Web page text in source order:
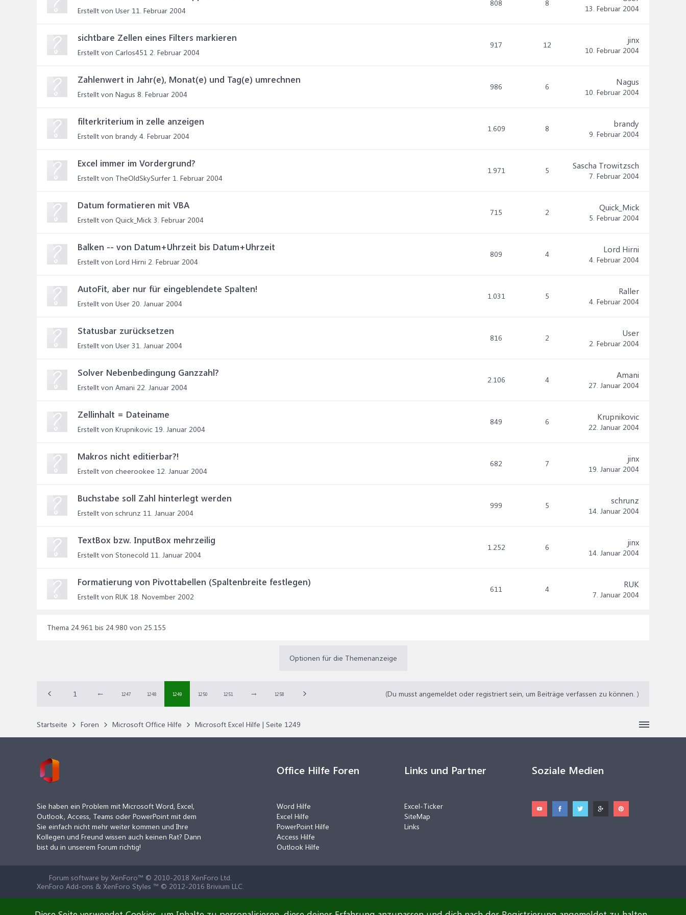
Erstellt von User 11. Februar 2004
808 8
13. Februar 2004
sichtbare Zellen eines Filters markieren
Erstellt von Carlos451 2. Februar 2004
917 12 jinx
10. Februar 2004
Zahlenwert in Jahr(e), Monat(e) und Tag(e) umrechnen
Erstellt von Nagus 8. Februar 2004
986 6 Nagus
10. Februar 2004
filterkriterium in zelle anzeigen
Erstellt von brandy 4. Februar 2004
1.609 8 brandy
9. Februar 2004
Excel immer im Vordergrund?
Erstellt von TheOldSkySurfer 1. Februar 2004
1.971 5 Sascha Trowitzsch
7. Februar 2004
Datum formatieren mit VBA
Erstellt von Quick_Mick 3. Februar 2004
715 2 Quick_Mick
5. Februar 2004
Balken -- von Datum+Uhrzeit bis Datum+Uhrzeit
Erstellt von Lord Hirni 2. Februar 2004
809 4 Lord Hirni
4. Februar 2004
AutoFit, aber nur für eingeblendete Spalten!
Erstellt von User 20. Januar 2004
1.031 5 Raller
4. Februar 2004
Statusbar zurücksetzen
Erstellt von User 31. Januar 2004
816 2 User
2. Februar 2004
Solver Nebenbedingung Ganzzahl?
Erstellt von Amani 22. Januar 2004
2.106 4 Amani
27. Januar 2004
Zellinhalt = Dateiname
Erstellt von Krupnikovic 19. Januar 2004
849 6 Krupnikovic
22. Januar 2004
Makros nicht editierbar?!
Erstellt von cheerookee 12. Januar 2004
682 7 jinx
19. Januar 2004
Buchstabe soll Zahl hinterlegt werden
Erstellt von schrunz 11. Januar 2004
999 5 schrunz
14. Januar 2004
TextBox bzw. InputBox mehrzeilig
Erstellt von Stonecold 11. Januar 2004
1.252 6 jinx
14. Januar 2004
Formatierung von Pivottabellen (Spaltenbreite festlegen)
Erstellt von RUK 18. November 2002
611 4 RUK
7. Januar 2004
Thema 24.961 bis 24.980 von 25.155
Optionen für die Themenanzeige
(Du musst angemeldet oder registriert sein, um Beiträge verfassen zu können. )
1 ← 1247 1248 1249 1250 1251 → 1258
Startseite Foren Microsoft Office Hilfe Microsoft Excel Hilfe | Seite 1249
Sie haben ein Problem mit Microsoft Word, Excel,
Outlook, Access, Teams oder PowerPoint mit dem
Sie einfach nicht mehr weiter kommen und Ihre
Kollegen und Freund wissen auch keinen Rat? Dann
bist du in unserem Forum richtig!
Office Hilfe Foren
Word Hilfe
Excel Hilfe
PowerPoint Hilfe
Access Hilfe
Outlook Hilfe
Links und Partner
Excel-Ticker
SiteMap
Links
Soziale Medien
Forum software by XenForo™ © 2010-2018 XenForo Ltd.
XenForo Add-ons & XenForo Styles ™ © 2012-2016 Brivium LLC.